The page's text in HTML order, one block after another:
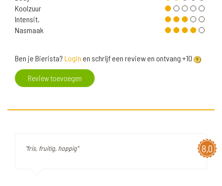
Koolzuur
Intensit.
Nasmaak
Ben je Bierista? Login en schrijf een review en ontvang +10
Review toevoegen
8,0
"fris, fruitig, hoppig"